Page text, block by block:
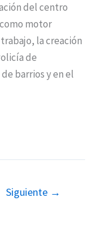
del centro
motor
la creación
de
barrios y en el
Siguiente →